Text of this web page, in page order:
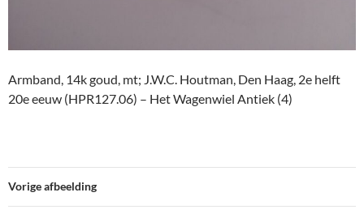
Armband, 14k goud, mt; J.W.C. Houtman, Den Haag, 2e helft
20e eeuw (HPR127.06) – Het Wagenwiel Antiek (4)
Vorige afbeelding